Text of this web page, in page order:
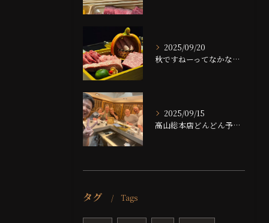
2025/09/20
秋ですねーってなかなかならない大阪ですが、夜は大分涼しくなっ...
2025/09/15
高山総本店どんどん予約埋まっております！！
タグ Tags